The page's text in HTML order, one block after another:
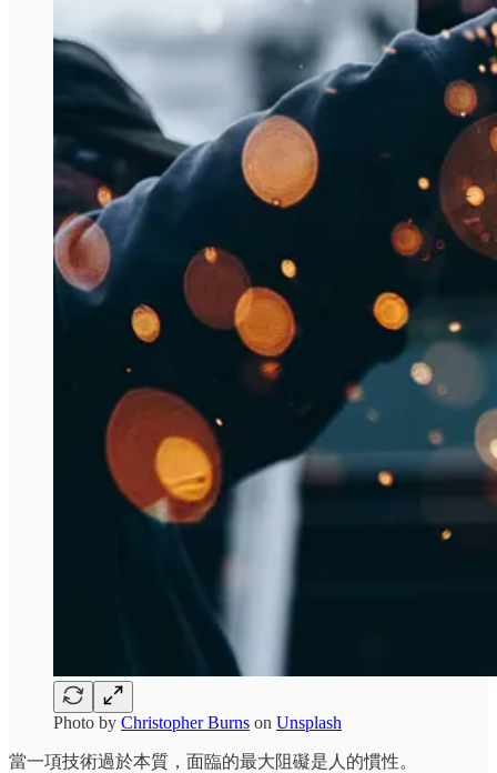
Photo by Christopher Burns on Unsplash
當一項技術過於本質，面臨的最大阻礙是人的慣性。